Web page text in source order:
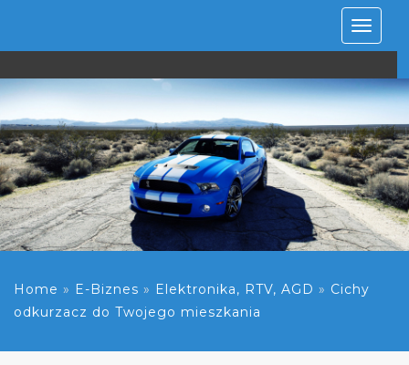
Rozwiń
Home » E-Biznes » Elektronika, RTV, AGD » Cichy
odkurzacz do Twojego mieszkania